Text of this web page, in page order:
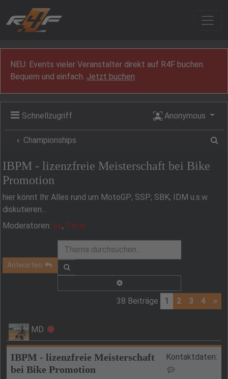
NEU: Events vieler Veranstalter direkt auf R4F buchen.
Bequem und einfach. Jetzt buchen
Schnellzugriff Anonymous
Championships
IBPM - lizenzfreie Meisterschaft bei Bike
Promotion
hier könnt Ihr Alles rund um MotoGP; SSP; SBK; IDM u.s.w.
diskutieren...
Moderatoren: as, Chris
Antworten
38 Beiträge 1 2 3 4 »
MD Offline
IBPM - lizenzfreie Meisterschaft
bei Bike Promotion
Kontaktdaten: